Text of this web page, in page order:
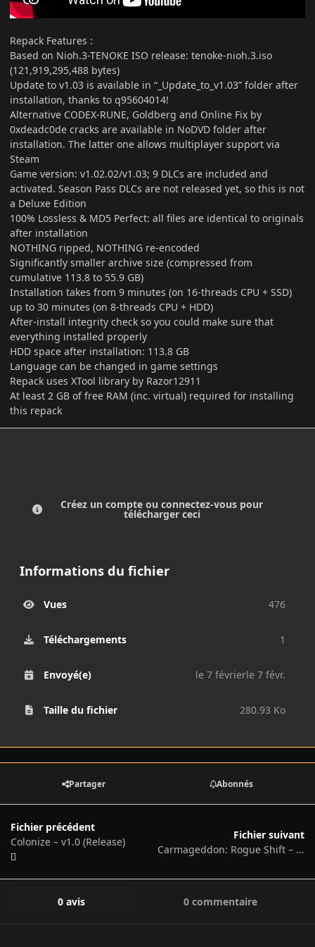
Repack Features :
Based on Nioh.3-TENOKE ISO release: tenoke-nioh.3.iso
(121,919,295,488 bytes)
Update to v1.03 is available in “_Update_to_v1.03” folder after
installation, thanks to q95604014!
Alternative CODEX-RUNE, Goldberg and Online Fix by
0xdeadc0de cracks are available in NoDVD folder after
installation. The latter one allows multiplayer support via
Steam
Game version: v1.02.02/v1.03; 9 DLCs are included and
activated. Season Pass DLCs are not released yet, so this is not
a Deluxe Edition
100% Lossless & MD5 Perfect: all files are identical to originals
after installation
NOTHING ripped, NOTHING re-encoded
Significantly smaller archive size (compressed from
cumulative 113.8 to 55.9 GB)
Installation takes from 9 minutes (on 16-threads CPU + SSD)
up to 30 minutes (on 8-threads CPU + HDD)
After-install integrity check so you could make sure that
everything installed properly
HDD space after installation: 113.8 GB
Language can be changed in game settings
Repack uses XTool library by Razor12911
At least 2 GB of free RAM (inc. virtual) required for installing
this repack
Créez un compte ou connectez-vous pour
télécharger ceci
Informations du fichier
Vues 476
Téléchargements 1
Envoyé(e) le 7 févrierle 7 févr.
Taille du fichier 280.93 Ko
Partager Abonnés
Fichier précédent
Colonize – v1.0 (Release)
Fichier suivant
Carmageddon: Rogue Shift – v1.2.1
0 avis 0 commentaire